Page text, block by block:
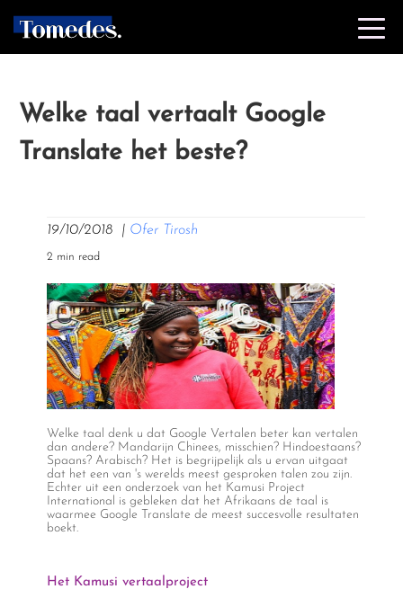
Welke taal vertaalt Google
Translate het beste?
19/10/2018 | Ofer Tirosh
2 min read
Welke taal denk u dat Google Vertalen beter kan vertalen
dan andere? Mandarijn Chinees, misschien? Hindoestaans?
Spaans? Arabisch? Het is begrijpelijk als u ervan uitgaat
dat het een van 's werelds meest gesproken talen zou zijn.
Echter uit een onderzoek van het Kamusi Project
International is gebleken dat het Afrikaans de taal is
waarmee Google Translate de meest succesvolle resultaten
boekt.
Het Kamusi vertaalproject